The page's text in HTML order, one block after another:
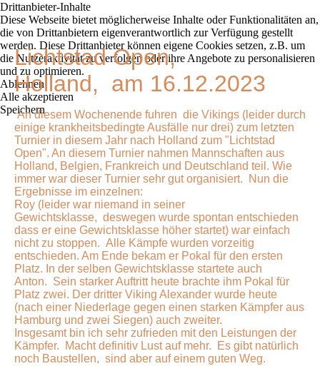
Lichtstad Open,
Holland, am 16.12.2023
An diesem Wochenende fuhren die Vikings (leider durch
einige krankheitsbedingte Ausfälle nur drei) zum letzten
Turnier in diesem Jahr nach Holland zum "Lichtstad
Open". An diesem Turnier nahmen Mannschaften aus
Holland, Belgien, Frankreich und Deutschland teil. Wie
immer war dieser Turnier sehr gut organisiert. Nun die
Ergebnisse im einzelnen:
Roy (leider war niemand in seiner
Gewichtsklasse, deswegen wurde spontan entschieden
dass er eine Gewichtsklasse höher startet) war einfach
nicht zu stoppen. Alle Kämpfe wurden vorzeitig
entschieden. Am Ende bekam er Pokal für den ersten
Platz. In der selben Gewichtsklasse startete auch
Anton. Sein starker Auftritt heute brachte ihm Pokal für
Platz zwei. Der dritter Viking Alexander wurde heute
(nach einer Niederlage gegen einen starken Kämpfer aus
Hamburg und zwei Siegen) auch zweiter.
Insgesamt bin ich sehr zufrieden mit den Leistungen der
Kämpfer. Macht definitiv Lust auf mehr. Es gibt natürlich
noch Baustellen, sind aber auf einem guten Weg.
Drittanbieter-Inhalte
Diese Webseite bietet möglicherweise Inhalte oder Funktionalitäten an,
die von Drittanbietern eigenverantwortlich zur Verfügung gestellt
werden. Diese Drittanbieter können eigene Cookies setzen, z.B. um
die Nutzeraktivität zu verfolgen oder ihre Angebote zu personalisieren
und zu optimieren.
Ablehnen
Alle akzeptieren
Speichern